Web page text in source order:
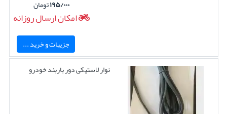
۱۹۵/۰۰۰تومان
امکان ارسال روزانه
جزییات و خرید ...
نوار لاستیکی دور باربند خودرو